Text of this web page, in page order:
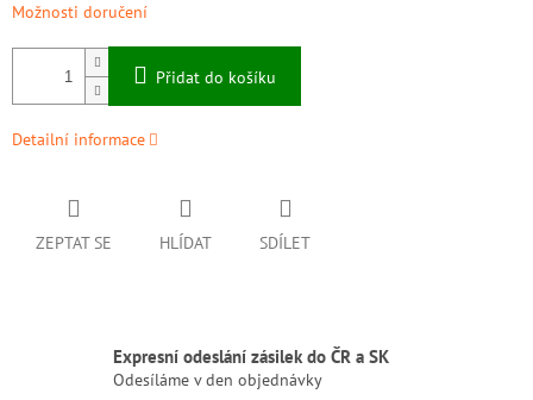
Možnosti doručení
Přidat do košíku
Detailní informace
ZEPTAT SE HLÍDAT SDÍLET
Expresní odeslání zásilek do ČR a SK
Odesíláme v den objednávky